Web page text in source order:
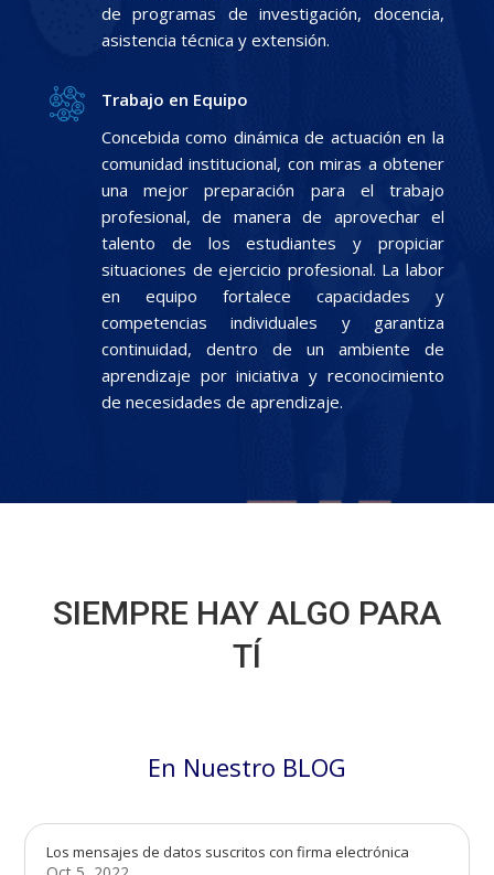
de programas de investigación, docencia,
asistencia técnica y extensión.
Trabajo en Equipo
Concebida como dinámica de actuación en la
comunidad institucional, con miras a obtener
una mejor preparación para el trabajo
profesional, de manera de aprovechar el
talento de los estudiantes y propiciar
situaciones de ejercicio profesional. La labor
en equipo fortalece capacidades y
competencias individuales y garantiza
continuidad, dentro de un ambiente de
aprendizaje por iniciativa y reconocimiento
de necesidades de aprendizaje.
SIEMPRE HAY ALGO PARA
TÍ
En Nuestro BLOG
Los mensajes de datos suscritos con firma electrónica